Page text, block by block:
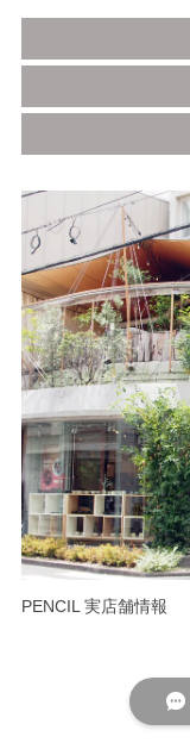
PENCIL 実店舗情報